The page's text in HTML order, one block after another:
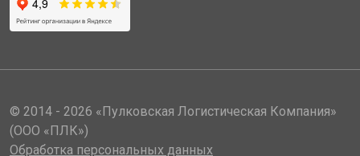
© 2014 - 2026 «Пулковская Логистическая Компания»
(ООО «ПЛК»)
Обработка персональных данных